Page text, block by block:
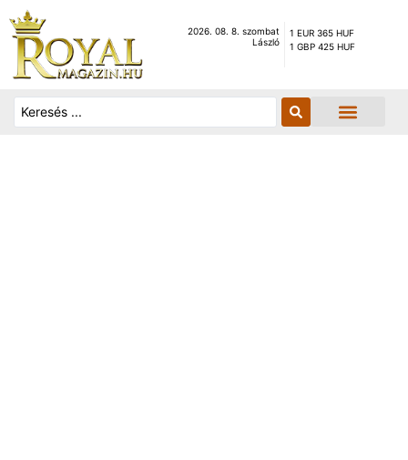
2026. 08. 8. szombat
László
1 EUR 365 HUF
1 GBP 425 HUF